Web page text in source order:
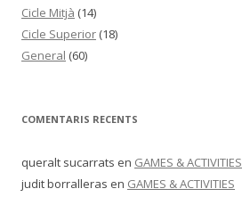
Cicle Mitjà (14)
Cicle Superior (18)
General (60)
COMENTARIS RECENTS
queralt sucarrats en GAMES & ACTIVITIES
judit borralleras en GAMES & ACTIVITIES